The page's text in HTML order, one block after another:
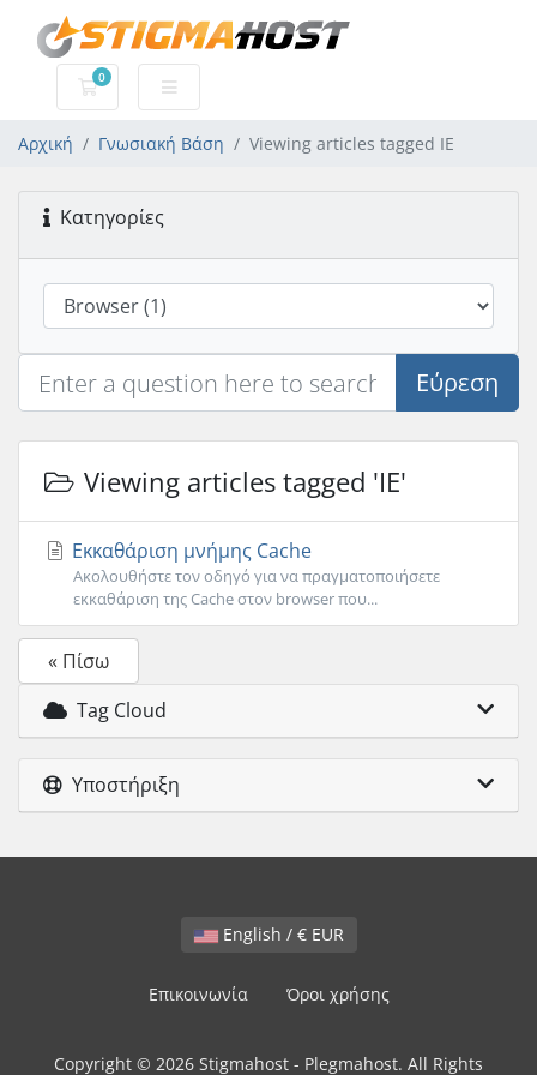
0
Καλάθι αγορών
Αρχική Γνωσιακή Βάση Viewing articles tagged IE
Κατηγορίες
Εύρεση
Viewing articles tagged 'IE'
Εκκαθάριση μνήμης Cache
Ακολουθήστε τον οδηγό για να πραγματοποιήσετε
εκκαθάριση της Cache στον browser που...
« Πίσω
Tag Cloud
Υποστήριξη
English / € EUR
Επικοινωνία Όροι χρήσης
Copyright © 2026 Stigmahost - Plegmahost. All Rights